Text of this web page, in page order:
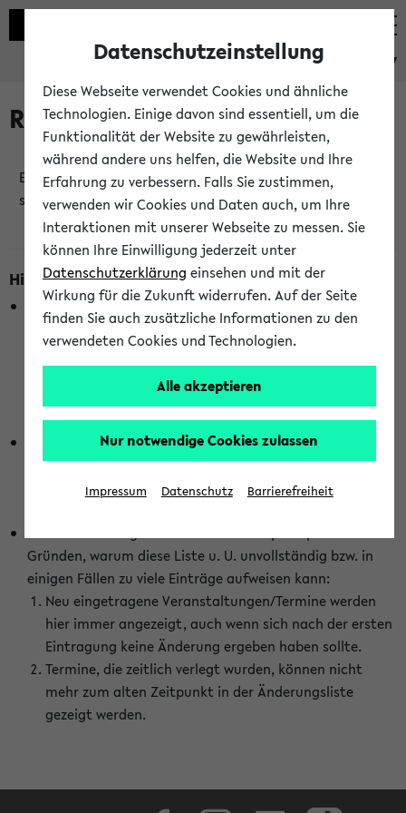
eKVV
Raumänderungen
Es wurden keine Raumänderungen an jetzt
stattfindenden Veranstaltungen gefunden!
Hinweise zur Liste der Raumänderungen
In dieser Liste werden nur Veranstaltungstermine
berücksichtigt, die gerade oder innerhalb der nächsten 2
Stunden stattfinden. Berücksichtigt werden nur Termine,
wurden. Die Anzeige ist semesterübergreifend und nicht
abhängig vom im eKVV gewählten Semester.
Die hier gezeigte Liste von Raumänderungen kann nur
vollständig sein, wenn den Fakultäten von den Lehrenden
die Änderungen zeitnah mitgeteilt und diese Änderungen
Gründen, warum diese Liste u. U. unvollständig bzw. in
einigen Fällen zu viele Einträge aufweisen kann:
Neu eingetragene Veranstaltungen/Termine werden
hier immer angezeigt, auch wenn sich nach der ersten
Eintragung keine Änderung ergeben haben sollte.
Termine, die zeitlich verlegt wurden, können nicht
mehr zum alten Zeitpunkt in der Änderungsliste
gezeigt werden.
Datenschutzeinstellung
Diese Webseite verwendet Cookies und ähnliche
Technologien. Einige davon sind essentiell, um die
Funktionalität der Website zu gewährleisten,
während andere uns helfen, die Website und Ihre
Erfahrung zu verbessern. Falls Sie zustimmen,
verwenden wir Cookies und Daten auch, um Ihre
Interaktionen mit unserer Webseite zu messen. Sie
können Ihre Einwilligung jederzeit unter
Datenschutzerklärung einsehen und mit der
Wirkung für die Zukunft widerrufen. Auf der Seite
finden Sie auch zusätzliche Informationen zu den
verwendeten Cookies und Technologien.
Alle akzeptieren
Nur notwendige Cookies zulassen
Impressum Datenschutz Barrierefreiheit